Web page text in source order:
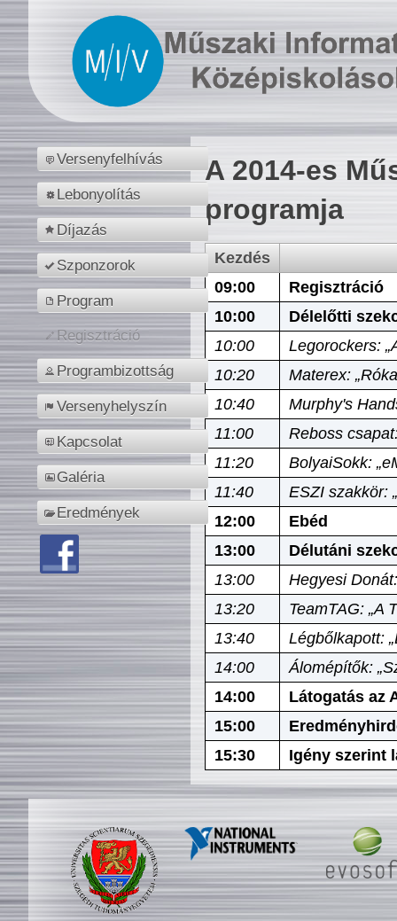
Versenyfelhívás
Lebonyolítás
Díjazás
Szponzorok
Program
Regisztráció
Programbizottság
Versenyhelyszín
Kapcsolat
Galéria
Eredmények
A 2014-es
programja
Kezdés
09:00
Regisztráció
10:00
Délelőtti
10:00
Legorockers:
10:20
Materex:
10:40
Murphy's
11:00
Reboss
11:20
BolyaiSokk:
11:40
ESZI szakkör:
12:00
Ebéd
13:00
Délutáni
13:00
Hegyesi
13:20
TeamTAG: „A
13:40
Légbőlkapott:
14:00
Álomépítők:
14:00
Látogatás az
15:00
15:30
Igény szerint